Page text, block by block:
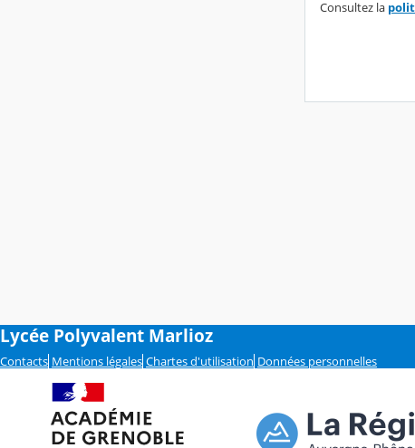
Consultez la
Lycée Polyvalent Marlioz
Contacts Mentions légales Chartes d'utilisation Données personnelles